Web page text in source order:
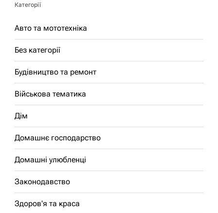
Категорії
Авто та мототехніка
Без категорії
Будівництво та ремонт
Військова тематика
Дім
Домашнє господарство
Домашні улюбленці
Законодавство
Здоров'я та краса